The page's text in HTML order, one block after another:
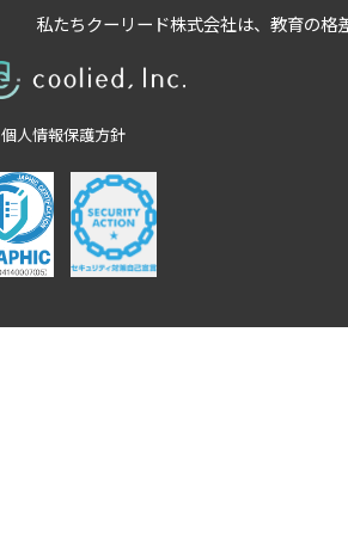
私たちクーリード株式会社は、 教育の格
個人情報保護方針